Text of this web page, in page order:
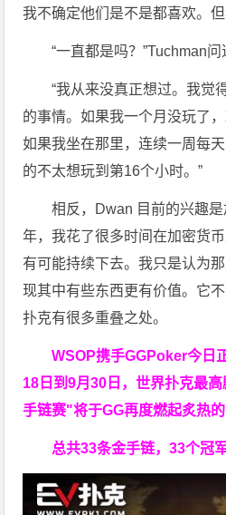
我不确定他们是不是都喜欢。
“一直都是吗？”Tuchman问
“我从来没真正想过。我觉
的事情。如果我一个月没玩了
如果我坐在那里，连续一周每
的不太想玩到第16个小时。”
相反，Dwan 目前的兴趣是
年，我花了很多时间在加密货
有可能持续下去。我只是认为
现其中有些东西更有价值。它
扑克有很多重叠之处。
WSOP携手GGPoker今日
18日到9月30日，世界扑克最
手链赛"将于GG再度燃起炙热的
总共33条金手链，33个冠